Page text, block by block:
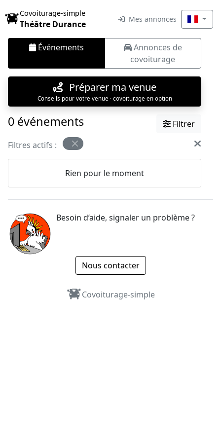
Covoiturage-simple
Théâtre Durance Mes annonces
Événements
Annonces de
covoiturage
Préparer ma venue
Conseils pour votre venue · covoiturage en option
0 événements
Filtrer
Filtres actifs :
Rien pour le moment
Besoin d’aide, signaler un problème ?
Nous contacter
Covoiturage-simple